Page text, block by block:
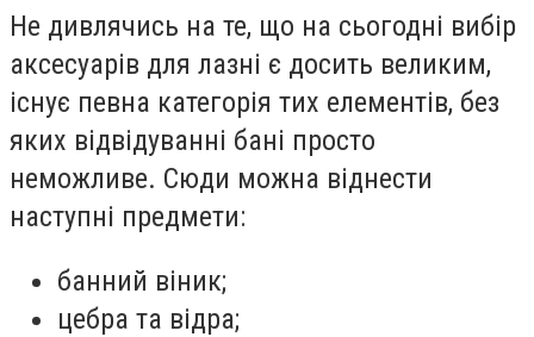
Не дивлячись на те, що на сьогодні вибір
аксесуарів для лазні є досить великим,
існує певна категорія тих елементів, без
яких відвідуванні бані просто
неможливе. Сюди можна віднести
наступні предмети:
банний віник;
цебра та відра;